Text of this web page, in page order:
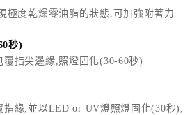
極度乾燥零油脂的狀態,可加強附著力
秒)
指尖邊緣,照燈固化(30-60秒)
指緣,並以LED or UV燈照燈固化(30秒),